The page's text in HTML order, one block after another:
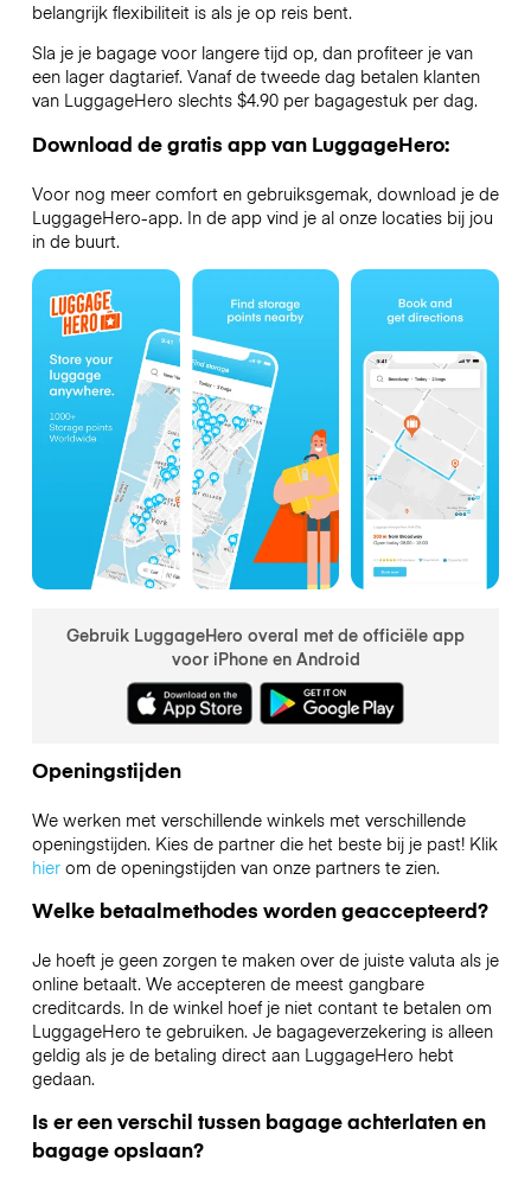
belangrijk flexibiliteit is als je op reis bent.
Sla je je bagage voor langere tijd op, dan profiteer je van
een lager dagtarief. Vanaf de tweede dag betalen klanten
van LuggageHero slechts $4.90 per bagagestuk per dag.
Download de gratis app van LuggageHero:
Voor nog meer comfort en gebruiksgemak, download je de
LuggageHero-app. In de app vind je al onze locaties bij jou
in de buurt.
Gebruik LuggageHero overal met de officiële app
voor iPhone en Android
Openingstijden
We werken met verschillende winkels met verschillende
openingstijden. Kies de partner die het beste bij je past! Klik
hierom de openingstijden van onze partners te zien.
Welke betaalmethodes worden geaccepteerd?
Je hoeft je geen zorgen te maken over de juiste valuta als je
online betaalt. We accepteren de meest gangbare
creditcards. In de winkel hoef je niet contant te betalen om
LuggageHero te gebruiken. Je bagageverzekering is alleen
geldig als je de betaling direct aan LuggageHero hebt
gedaan.
Is er een verschil tussen bagage achterlaten en
bagage opslaan?